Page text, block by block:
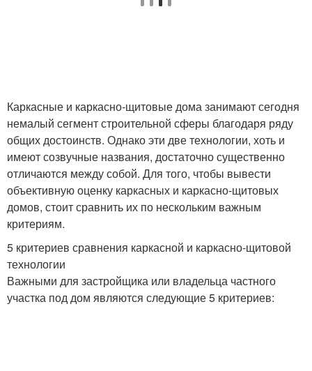
Каркасные и каркасно-щитовые дома занимают сегодня
немалый сегмент строительной сферы благодаря ряду
общих достоинств. Однако эти две технологии, хоть и
имеют созвучные названия, достаточно существенно
отличаются между собой. Для того, чтобы вывести
объективную оценку каркасных и каркасно-щитовых
домов, стоит сравнить их по нескольким важным
критериям.
5 критериев сравнения каркасной и каркасно-щитовой
технологии
Важными для застройщика или владельца частного
участка под дом являются следующие 5 критериев: